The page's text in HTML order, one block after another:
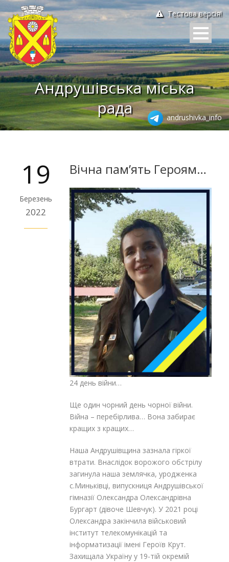
Тестова версія!
Андрушівська міська
рада
andrushivka_info
19
Березень
2022
Вічна пам’ять Героям…
24 день війни…
Ще один чорний день чорної війни.
Війна – перебірлива… Вона забирає
кращих з кращих…
Наша Андрушівщина зазнала гіркої
втрати. Внаслідок ворожого обстрілу
загинула наша землячка, уродженка
с.Миньківці, випускниця Андрушівської
гімназії Олександра Олександрівна
Бургарт (дівоче Шевчук). У 2021 році
Олександра закінчила військовий
інститут телекомунікацій та
інформатизації імені Героїв Крут.
Захищала Україну у 19-тій окремій